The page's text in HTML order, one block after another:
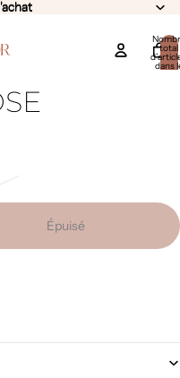
total
dans
Épuisé